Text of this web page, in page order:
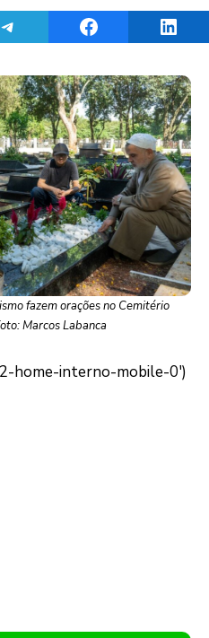
Share on TelegramShare on Facebook
fazem orações no Cemitério
Marcos Labanca